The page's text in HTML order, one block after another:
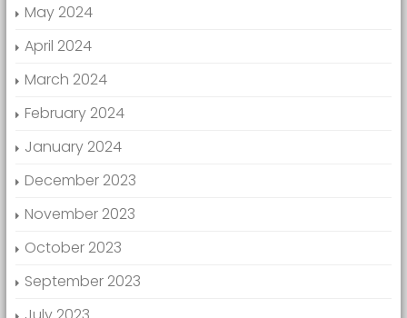
May 2024
April 2024
March 2024
February 2024
January 2024
December 2023
November 2023
October 2023
September 2023